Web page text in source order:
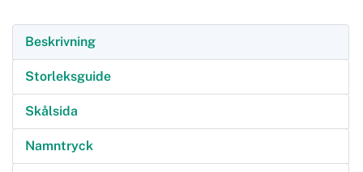
Beskrivning
Storleksguide
Skålsida
Namntryck